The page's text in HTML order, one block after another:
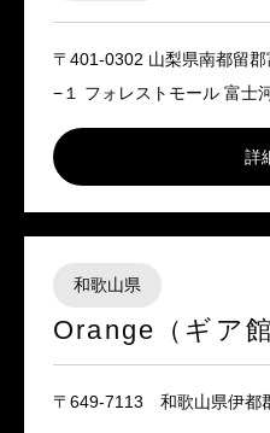
〒401-0302 山梨県南都留
−１ フォレストモール 富士
詳
和歌山県
Orange（ギア
〒649-7113 和歌山県伊都